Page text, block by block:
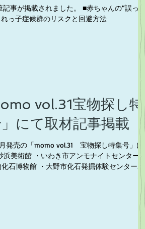
事が掲載されました。 ■赤ちゃんの“誤っ
っ子症候群のリスクと回避方法
vol.31宝物探し特
にて取材記事掲載
発売の「momo vol.31 宝物探し特集号」に
浜美術館 ・いわき市アンモナイトセンター
石博物館 ・大野市化石発掘体験センターホ